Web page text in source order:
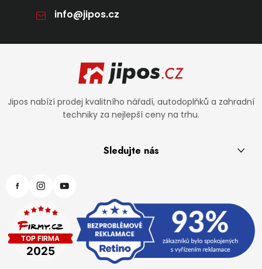
info@jipos.cz
Zápatí
Jipos nabízí prodej kvalitního nářadí, autodoplňků a zahradní
techniky za nejlepší ceny na trhu.
Sledujte nás